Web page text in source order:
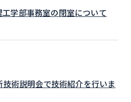
学部事務室の閉室について
術説明会で技術紹介を行いま